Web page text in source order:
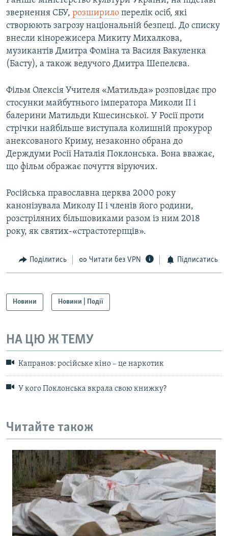
звернення СБУ, розширило перелік осіб, які
створюють загрозу національній безпеці. До списку
внесли кінорежисера Микиту Михалкова,
музикантів Дмитра Фоміна та Василя Вакуленка
(Басту), а також ведучого Дмитра Шепелєва.
Фільм Олексія Учителя «Матильда» розповідає про
стосунки майбутнього імператора Миколи II і
балерини Матильди Кшесинської. У Росії проти
стрічки найбільше виступала колишній прокурор
анексованого Криму, незаконно обрана до
Держдуми Росії Наталія Поклонська. Вона вважає,
що фільм ображає почуття віруючих.
Російська православна церква 2000 року
канонізувала Миколу II і членів його родини,
розстріляних більшовиками разом із ним 2018
року, як святих-«страстотерпців».
Поділитись Читати без VPN Підписатись
Новини Новини | Події
НА ЦЮ Ж ТЕМУ
Капранов: російське кіно – це наркотик
У кого Поклонська вкрала свою книжку?
Читайте також